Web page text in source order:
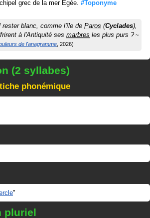
grec de la mer Égée. #Toponyme
blanc, comme l'île de Paros (Cyclades),
à l'Antiquité ses marbres les plus purs ?
de l'anagramme 2026
(2 syllabes)
phonémique
"
pluriel